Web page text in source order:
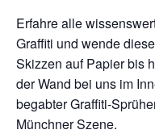
Erfahre alle
Graffiti und wende
Skizzen auf Papier bis
der Wand bei uns im
begabter Graffiti-
Münchner Szene.